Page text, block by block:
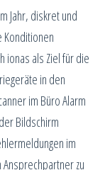
Jahr, diskret und
Konditionen
ionas als Ziel für die
in den
im Büro Alarm
Bildschirm
im
zu